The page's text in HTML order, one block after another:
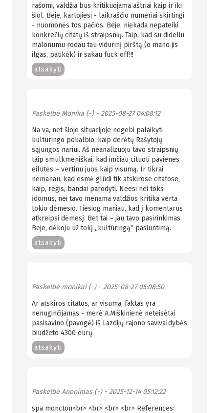
rašomi, valdžia bus kritikuojama aštriai kaip ir iki
šiol. Beje, kartojiesi - laikraščio numeriai skirtingi
- nuomonės tos pačios. Beje, niekada nepateiki
konkrečių citatų iš straipsnių. Taip, kad su dideliu
malonumu rodau tau vidurinį pirštą (o mano jis
ilgas, patikėk) ir sakau fuck off!!!
atsakyti
Paskelbė Monika (-)- 2025-08-27 04:08:12
Na va, net šioje situacijoje negebi palaikyti
kultūringo pokalbio, kaip derėtų Rašytojų
sąjungos nariui. Aš neanalizuoju tavo straipsnių
taip smulkmeniškai, kad imčiau cituoti pavienes
eilutes – vertinu juos kaip visumą. Ir tikrai
nemanau, kad esmė glūdi tik atskirose citatose,
kaip, regis, bandai parodyti. Neesi nei toks
įdomus, nei tavo menama valdžios kritika verta
tokio dėmesio. Tiesiog maniau, kad į komentarus
atkreipsi dėmesį. Bet tai – jau tavo pasirinkimas.
Beje, dėkoju už tokį „kultūringą“ pasiuntimą.
atsakyti
Paskelbė monikai (-)- 2025-08-27 05:08:50
Ar atskiros citatos, ar visuma, faktas yra
nenuginčijamas - merė A.Miškinienė neteisėtai
pasisavino (pavogė) iš Lazdijų rajono savivaldybės
biudžeto 4300 eurų.
atsakyti
Paskelbė Anonimas (-)- 2025-12-14 05:12:22
spa moncton<br> <br> <br> <br> References: